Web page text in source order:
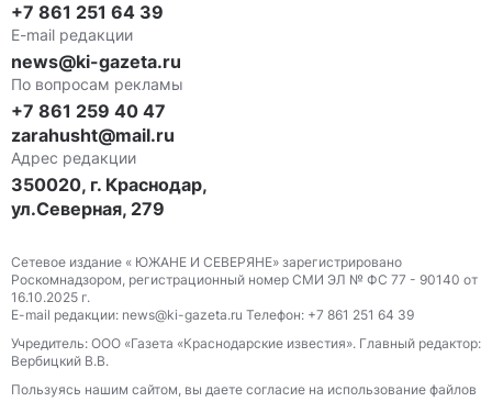
+7 861 251 64 39
E-mail редакции
news@ki-gazeta.ru
По вопросам рекламы
+7 861 259 40 47
zarahusht@mail.ru
Адрес редакции
350020, г. Краснодар,
ул.Северная, 279
Сетевое издание « ЮЖАНЕ И СЕВЕРЯНЕ» зарегистрировано
Роскомнадзором, регистрационный номер СМИ ЭЛ № ФС 77 - 90140 от
16.10.2025 г.
E-mail редакции: news@ki-gazeta.ru Телефон: +7 861 251 64 39
Учредитель: ООО «Газета «Краснодарские известия». Главный редактор:
Вербицкий В.В.
Пользуясь нашим сайтом, вы даете согласие на использование файлов